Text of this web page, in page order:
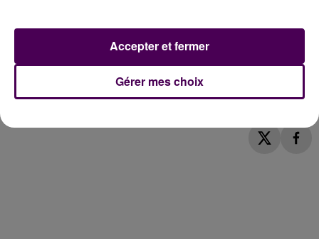
d'illustres champions.Renseignements sur ce dîner
sport-entreprise (ouvert à tout le monde) pour la
soirée du jeudi 3 octobre avec Frank Lebœuf
Gérer mes choix
Accepter et fermer